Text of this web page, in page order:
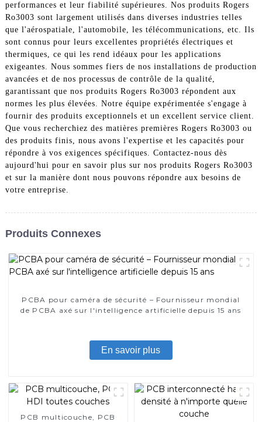
performances et leur fiabilité supérieures. Nos produits Rogers
Ro3003 sont largement utilisés dans diverses industries telles
que l'aérospatiale, l'automobile, les télécommunications, etc. Ils
sont connus pour leurs excellentes propriétés électriques et
thermiques, ce qui les rend idéaux pour les applications
exigeantes. Nous sommes fiers de nos installations de production
avancées et de nos processus de contrôle de la qualité,
garantissant que nos produits Rogers Ro3003 répondent aux
normes les plus élevées. Notre équipe expérimentée s'engage à
fournir des produits exceptionnels et un excellent service client.
Que vous recherchiez des matières premières Rogers Ro3003 ou
des produits finis, nous avons l'expertise et les capacités pour
répondre à vos exigences spécifiques. Contactez-nous dès
aujourd'hui pour en savoir plus sur nos produits Rogers Ro3003
et sur la manière dont nous pouvons répondre aux besoins de
votre entreprise.
Produits Connexes
PCBA pour caméra de sécurité – Fournisseur mondial
de PCBA axé sur l'intelligence artificielle depuis 15 ans
En savoir plus
PCB multicouche, PCB